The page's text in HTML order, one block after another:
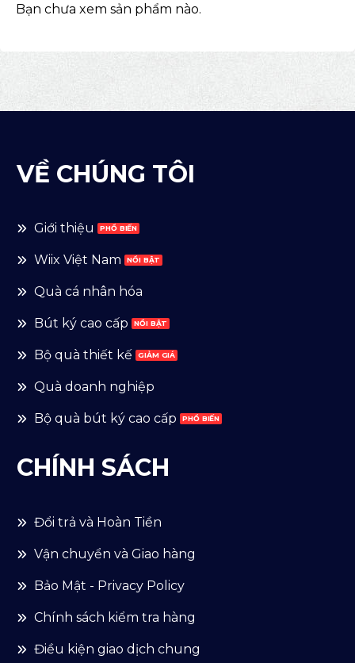
Bạn chưa xem sản phẩm nào.
VỀ CHÚNG TÔI
Giới thiệu
Wiix Việt Nam
Quà cá nhân hóa
Bút ký cao cấp
Bộ quà thiết kế
Quà doanh nghiệp
Bộ quà bút ký cao cấp
CHÍNH SÁCH
Đổi trả và Hoàn Tiền
Vận chuyển và Giao hàng
Bảo Mật - Privacy Policy
Chính sách kiểm tra hàng
Điều kiện giao dịch chung